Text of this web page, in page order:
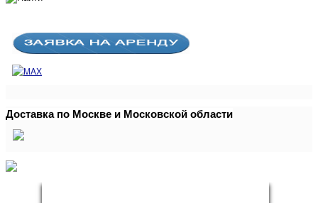
Доставка по Москве и Московской области